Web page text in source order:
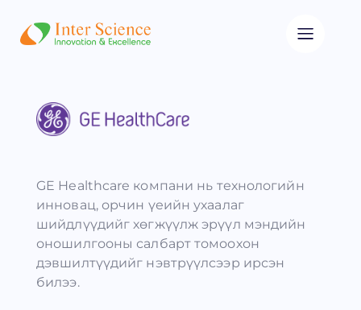
GE Healthcare компани нь технологийн
инновац, орчин үеийн ухаалаг
шийдлүүдийг хөгжүүлж эрүүл мэндийн
оношилгооны салбарт томоохон
дэвшилтүүдийг нэвтрүүлсээр ирсэн
билээ.